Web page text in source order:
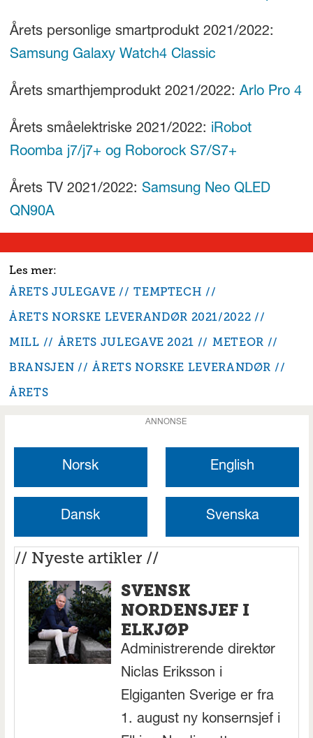
Årets personlige smartprodukt 2021/2022:
Samsung Galaxy Watch4 Classic
Årets smarthjemprodukt 2021/2022: Arlo Pro 4
Årets småelektriske 2021/2022: iRobot
Roomba j7/j7+ og Roborock S7/S7+
Årets TV 2021/2022: Samsung Neo QLED
QN90A
ÅRETS JULEGAVE
TEMPTECH
ÅRETS NORSKE LEVERANDØR 2021/2022
MILL
ÅRETS JULEGAVE 2021
METEOR
BRANSJEN
ÅRETS NORSKE LEVERANDØR
ÅRETS
ANNONSE
Norsk English
Dansk Svenska
// Nyeste artikler //
SVENSK
NORDENSJEF I
ELKJØP
Administrerende direktør
Niclas Eriksson i
Elgiganten Sverige er fra
1. august ny konsernsjef i